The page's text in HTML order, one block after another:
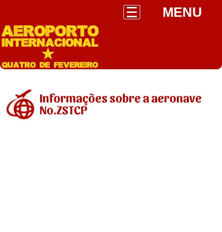
MENU
Informações sobre a aeronave
No.ZSTCP